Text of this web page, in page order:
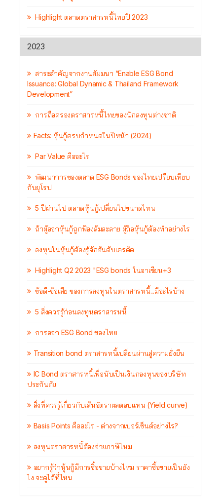
Highlight ตลาดตราสารหนี้ไทยปี 2023
2023
สาระสำคัญจากงานสัมมนา “Enable ESG Bond
Issuance: Global Dynamic & Thailand Framework
Development”
การถือครองตราสารหนี้ไทยของนักลงทุนต่างชาติ
Facts: หุ้นกู้ครบกำหนดในปีหน้า (2024)
Par Value คืออะไร
พัฒนาการของตลาด ESG Bonds ของไทยเปรียบเทียบ
กับยุโรป
5 ปีผ่านไป ตลาดหุ้นกู้เปลี่ยนไปขนาดไหน
ถ้าผู้ออกหุ้นกู้ถูกฟ้องล้มละลาย ผู้ถือหุ้นกู้ต้องทำอย่างไร
ลงทุนในหุ้นกู้ต้องรู้จักอันดับเครดิต
Highlight Q2 2023 "ESG bonds ในอาเซียน+3
ข้อดี-ข้อเสีย ของการลงทุนในตราสารหนี้...มีอะไรบ้าง
5 สิ่งควรรู้ก่อนลงทุนตราสารหนี้
การออก ESG Bond ของไทย
Transition bond ตราสารหนี้เปลี่ยนผ่านสู่ความยั่งยืน
IC Bond ตราสารหนี้เพื่อนับเป็นเงินกองทุนของบริษัท
ประกันภัย
สิ่งที่ควรรู้เกี่ยวกับเส้นอัตราผลตอบแทน (Yield curve)
Basis Points คืออะไร - ต่างจากเปอร์เซ็นต์อย่างไร?
ลงทุนตราสารหนี้ต้องจ่ายภาษีไหม
อยากรู้ว่าหุ้นกู้มีการซื้อขายบ้างไหม ราคาซื้อขายเป็นยัง
ไง จะดูได้ที่ไหน